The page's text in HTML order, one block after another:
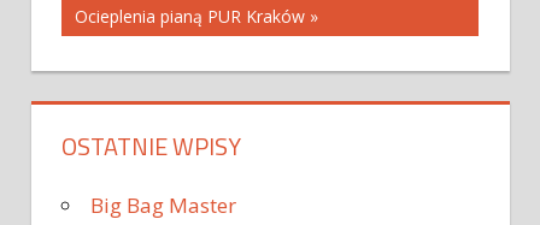
Ocieplenia pianą PUR Kraków »
OSTATNIE WPISY
Big Bag Master